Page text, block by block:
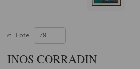
Lote
INOS CORRADIN